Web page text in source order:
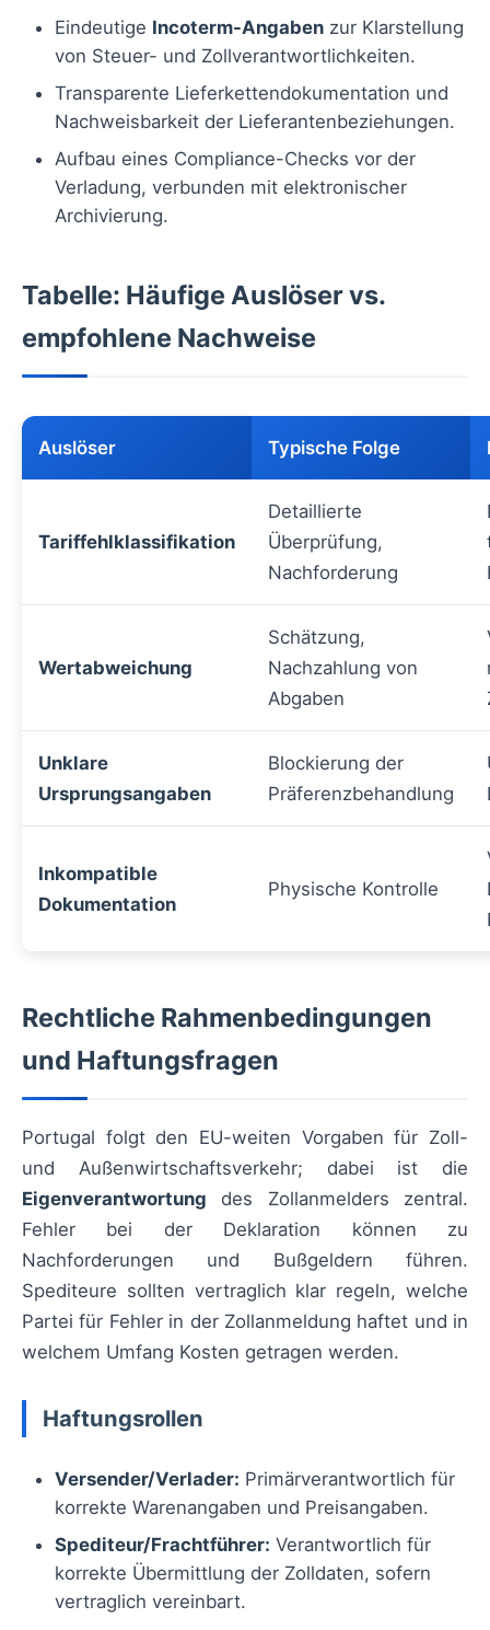
Eindeutige Incoterm-Angaben zur Klarstellung
von Steuer- und Zollverantwortlichkeiten.
Transparente Lieferkettendokumentation und
Nachweisbarkeit der Lieferantenbeziehungen.
Aufbau eines Compliance-Checks vor der
Verladung, verbunden mit elektronischer
Archivierung.
Tabelle: Häufige Auslöser vs.
empfohlene Nachweise
Auslöser Typische Folge
Tariffehlklassifikation
Detaillierte
Überprüfung,
Nachforderung
Wertabweichung
Schätzung,
Nachzahlung von
Abgaben
Unklare
Ursprungsangaben
Blockierung der
Präferenzbehandlung
Inkompatible
Dokumentation
Physische Kontrolle
Rechtliche Rahmenbedingungen
und Haftungsfragen
Portugal folgt den EU-weiten Vorgaben für Zoll-
und Außenwirtschaftsverkehr; dabei ist die
Eigenverantwortung des Zollanmelders zentral.
Fehler bei der Deklaration können zu
Nachforderungen und Bußgeldern führen.
Spediteure sollten vertraglich klar regeln, welche
Partei für Fehler in der Zollanmeldung haftet und in
welchem Umfang Kosten getragen werden.
Haftungsrollen
Versender/Verlader: Primärverantwortlich für
korrekte Warenangaben und Preisangaben.
Spediteur/Frachtführer: Verantwortlich für
korrekte Übermittlung der Zolldaten, sofern
vertraglich vereinbart.